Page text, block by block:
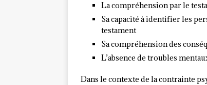
La compréhension par le
Sa capacité à identifier les
testament
Sa compréhension des
L’absence de troubles
Dans le contexte de la contrainte